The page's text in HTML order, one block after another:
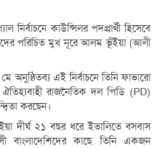
নির্বাচনে কাউন্সিলর পদপ্রার্থী হিসেবে
পরিচিত মুখ নূরে আলম ভূঁইয়া (আলী
এই নির্বাচনে তিনি ফাভারো
রাজনৈতিক দল পিডি (PD)
করছেন।
দীর্ঘ ২১ বছর ধরে ইতালিতে বসবাস
বাংলাদেশিদের কাছে তিনি একজন